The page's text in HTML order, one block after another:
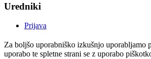
Uredniki
Prijava
Za boljšo uporabniško izkušnjo uporabljamo
uporabo te spletne strani se z uporabo